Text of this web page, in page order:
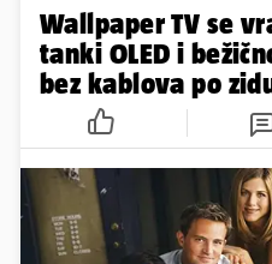
Wallpaper TV se
tanki OLED i
bez kablova po